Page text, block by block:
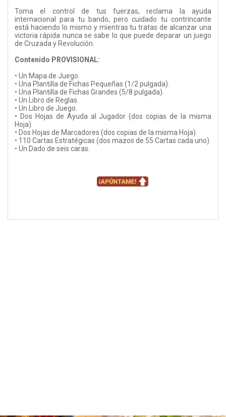
Toma el control de tus fuerzas, reclama la ayuda
internacional para tu bando, pero cuidado tu contrincante
está haciendo lo mismo y mientras tu tratas de alcanzar una
victoria rápida nunca se sabe lo que puede deparar un juego
de Cruzada y Revolución.
Contenido PROVISIONAL:
• Un Mapa de Juego.
• Una Plantilla de Fichas Pequeñas (1/2 pulgada).
• Una Plantilla de Fichas Grandes (5/8 pulgada).
• Un Libro de Reglas.
• Un Libro de Juego.
• Dos Hojas de Ayuda al Jugador (dos copias de la misma
Hoja).
• Dos Hojas de Marcadores (dos copias de la misma Hoja).
• 110 Cartas Estratégicas (dos mazos de 55 Cartas cada uno).
• Un Dado de seis caras.